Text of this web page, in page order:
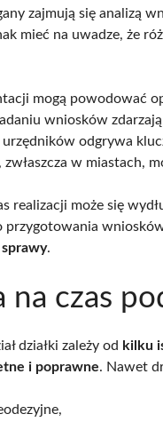
zajmują się analizą
mieć na uwadze, że
mogą powodować
wniosków
urzędników odgrywa
zwłaszcza w miastach,
realizacji może się
przygotowania
.
na czas
działki zależy od kilku
i poprawne. Nawet